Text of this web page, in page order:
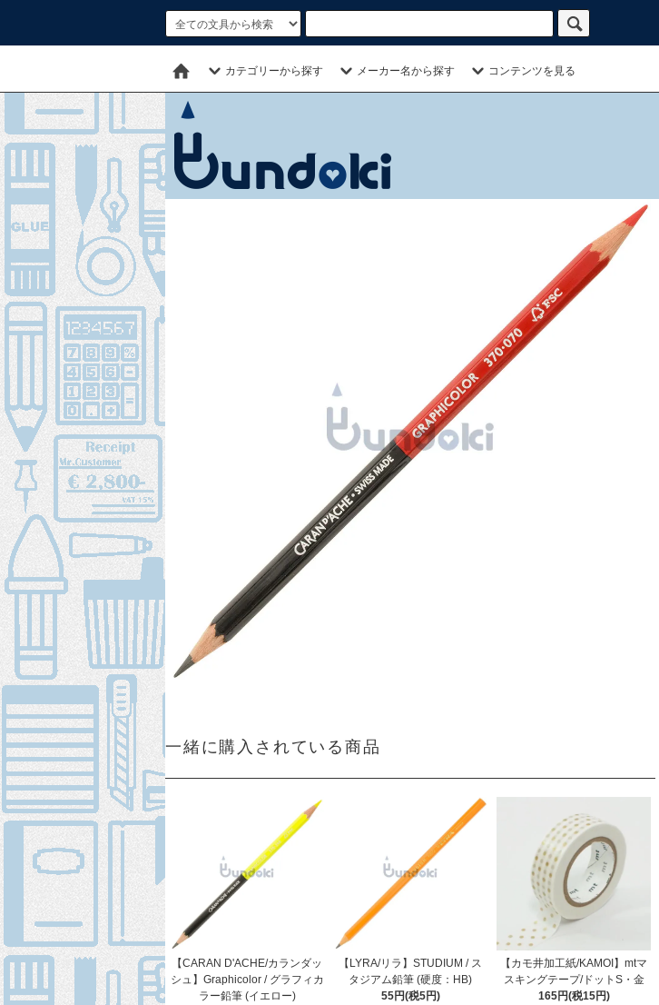
カテゴリーから探す メーカー名から探す コンテンツを見る
一緒に購入されている商品
【CARAN D'ACHE/カランダッ
シュ】Graphicolor / グラフィカ
ラー鉛筆 (イエロー)
【LYRA/リラ】STUDIUM / ス
タジアム鉛筆 (硬度：HB)
55円(税5円)
【カモ井加工紙/KAMOI】mtマ
スキングテープ/ドットS・金
165円(税15円)